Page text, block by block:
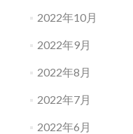
2022年10月
2022年9月
2022年8月
2022年7月
2022年6月